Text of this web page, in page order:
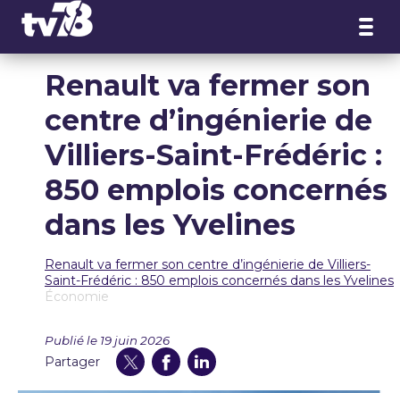
Renault va fermer son
centre d’ingénierie de
Villiers-Saint-Frédéric :
850 emplois concernés
dans les Yvelines
Renault va fermer son centre d’ingénierie de Villiers-
Saint-Frédéric : 850 emplois concernés dans les Yvelines
Économie
Publié le 19 juin 2026
Partager
Panneau de gestion des cookies